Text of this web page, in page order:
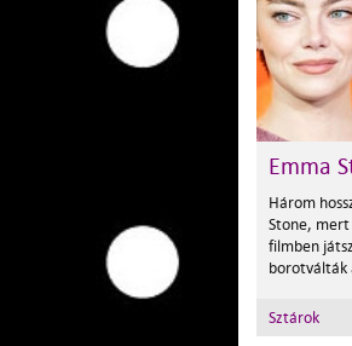
Emma
Három
Stone,
filmben
borotválták
Sztárok